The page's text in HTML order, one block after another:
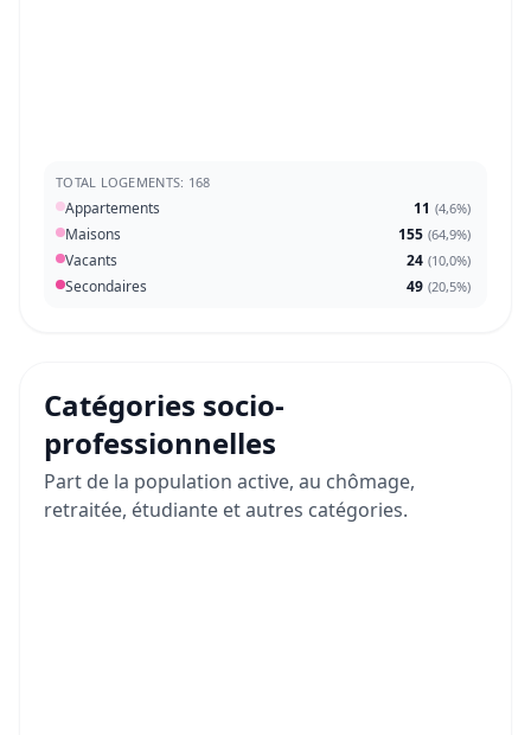
TOTAL LOGEMENTS: 168
Appartements 11 (4,6%)
Maisons 155 (64,9%)
Vacants 24 (10,0%)
Secondaires 49 (20,5%)
Catégories socio-
professionnelles
Part de la population active, au chômage,
retraitée, étudiante et autres catégories.